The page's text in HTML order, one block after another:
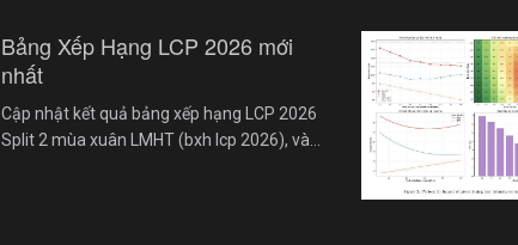
Bảng Xếp Hạng LCP 2026 mới
nhất
Cập nhật kết quả bảng xếp hạng LCP 2026
Split 2 mùa xuân LMHT (bxh lcp 2026), và…